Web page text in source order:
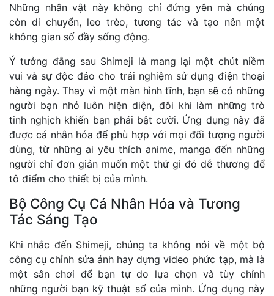
Những nhân vật này không chỉ đứng yên mà chúng
còn di chuyển, leo trèo, tương tác và tạo nên một
không gian số đầy sống động.
Ý tưởng đằng sau Shimeji là mang lại một chút niềm
vui và sự độc đáo cho trải nghiệm sử dụng điện thoại
hàng ngày. Thay vì một màn hình tĩnh, bạn sẽ có những
người bạn nhỏ luôn hiện diện, đôi khi làm những trò
tinh nghịch khiến bạn phải bật cười. Ứng dụng này đã
được cá nhân hóa để phù hợp với mọi đối tượng người
dùng, từ những ai yêu thích anime, manga đến những
người chỉ đơn giản muốn một thứ gì đó dễ thương để
tô điểm cho thiết bị của mình.
Bộ Công Cụ Cá Nhân Hóa và Tương
Tác Sáng Tạo
Khi nhắc đến Shimeji, chúng ta không nói về một bộ
công cụ chỉnh sửa ảnh hay dựng video phức tạp, mà là
một sân chơi để bạn tự do lựa chọn và tùy chỉnh
những người bạn kỹ thuật số của mình. Ứng dụng này